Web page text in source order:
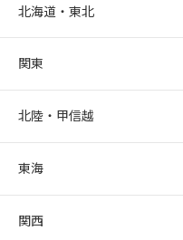
北海道・東北
関東
北陸・甲信越
東海
関西